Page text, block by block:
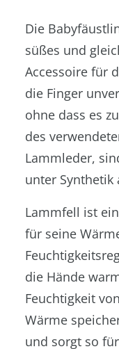
Die
süßes und
Accessoire für
die Finger
ohne dass es
des
Lammleder,
unter Synthetik
Lammfell ist
für seine
die Hände
Feuchtigkeit
Wärme
und sorgt so